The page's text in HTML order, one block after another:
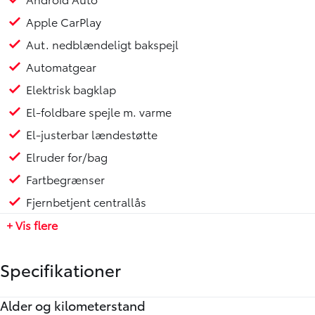
Apple CarPlay
Aut. nedblændeligt bakspejl
Automatgear
Elektrisk bagklap
El-foldbare spejle m. varme
El-justerbar lændestøtte
Elruder for/bag
Fartbegrænser
Fjernbetjent centrallås
+ Vis flere
Specifikationer
Alder og kilometerstand
Motor og ydelse
Elektriske egenskaber
Rummelighed og mål
Økonomi